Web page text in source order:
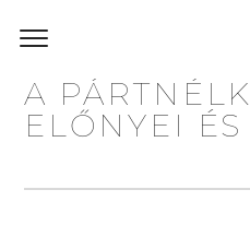
A
ELŐNYEI